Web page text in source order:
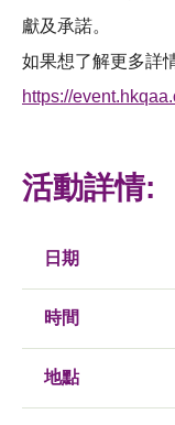
獻及承諾。
如果想了解更多詳
https://
活動詳情:
日期
時間
地點